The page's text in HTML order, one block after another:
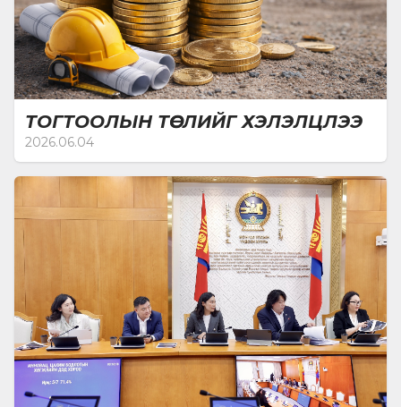
ТОГТООЛЫН ТӨСЛИЙГ ХЭЛЭЛЦЛЭЭ
2026.06.04